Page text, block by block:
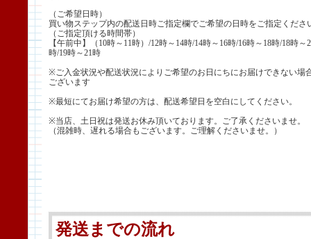
（ご希望日時）
買い物ステップ内の配送日時ご指定欄でご希望の日時をご指定くださ
（ご指定頂ける時間帯）
【午前中】（10時～11時）/12時～14時/14時～16時/16時～18時/18時～
時/19時～21時
※ご入金状況や配送状況によりご希望のお日にちにお届けできない場
ございます
※最短にてお届け希望の方は、配送希望日を空白にしてください。
※当店、土日祝は発送お休み頂いております。ご了承くださいませ。
（混雑時、遅れる場合もございます。ご理解くださいませ。）
発送までの流れ